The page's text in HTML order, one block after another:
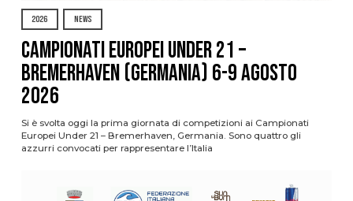
2026 NEWS
Campionati Europei Under 21 –
Bremerhaven (Germania) 6-9 agosto
2026
Si è svolta oggi la prima giornata di competizioni ai Campionati
Europei Under 21 – Bremerhaven, Germania. Sono quattro gli
azzurri convocati per rappresentare l’Italia